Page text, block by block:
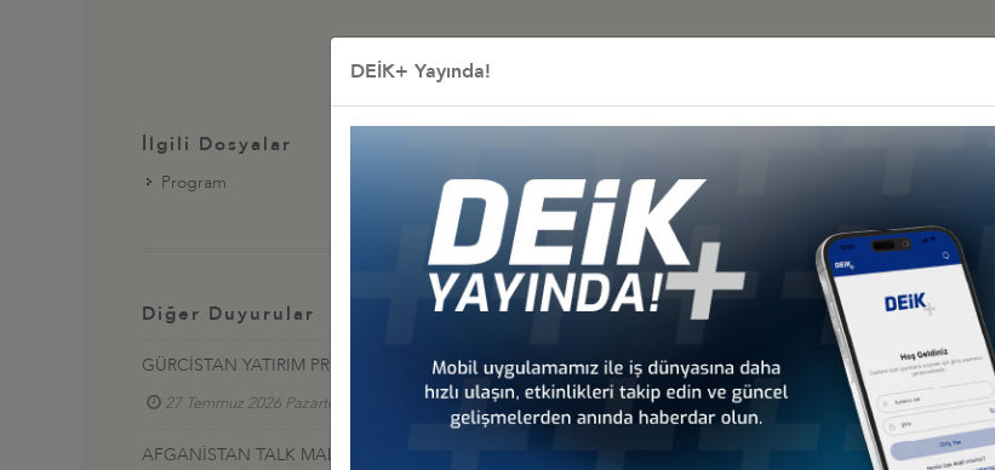
İlgili Dosyalar
Program
Diğer Duyurular
GÜRCİSTAN YATIRIM PROJELERİ HK.
27 Temmuz 2026 Pazartesi Türkiye - Gürcistan İş Konseyi
AFGANİSTAN TALK MADEN SAHASI GELİŞTİRME İHALESİ HK
DEİK+ Yayında!